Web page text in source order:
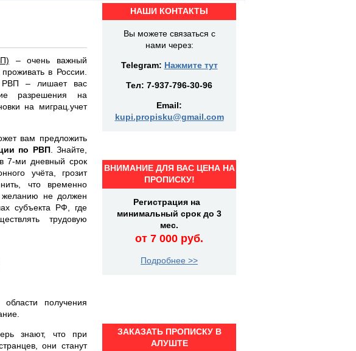
– очень важный
в России.
РВП – лишает вас
разрешения на
на миграц.учет
вам предложить
по РВП. Знайте,
7-ми дневный срок
учёта, грозит
что временно
не должен
субъекта РФ, где
трудовую
получения
знают, что при
они станут
НАШИ КОНТАКТЫ
Вы можете связаться с
нами через:
Telegram: Нажмите тут
Тел: 7-937-796-30-96
Email:
kupi.propisku@gmail.com
ВНИМАНИЕ ДЛЯ ВАС ЦЕНА НА
ПРОПИСКУ!
Регистрация на
минимальный срок до 3
мес.
от 7 000 руб.
Подробнее >>
ЗАКАЗАТЬ ПРОПИСКУ В
АЛУШТЕ